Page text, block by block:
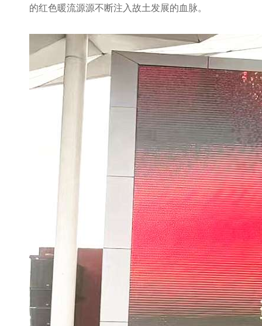
的红色暖流源源不断注入故土发展的血脉。